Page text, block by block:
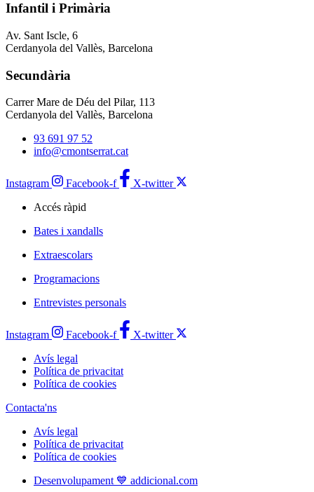
Infantil i Primària
Av. Sant Iscle, 6
Cerdanyola del Vallès, Barcelona
Secundària
Carrer Mare de Déu del Pilar, 113
Cerdanyola del Vallès, Barcelona
93 691 97 52
info@cmontserrat.cat
Instagram Facebook-f
X-twitter
Accés ràpid
Bates i xandalls
Extraescolars
Programacions
Entrevistes personals
Instagram Facebook-f
X-twitter
Avís legal
Política de privacitat
Política de cookies
Contacta'ns
Avís legal
Política de privacitat
Política de cookies
Desenvolupament 💙 addicional.com